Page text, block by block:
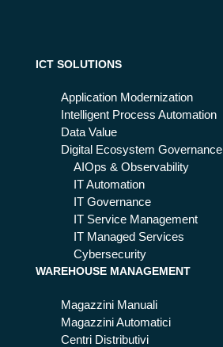
ICT SOLUTIONS
Application Modernization
Intelligent Process Automation
Data Value
Digital Ecosystem Governance
AIOps & Observability
IT Automation
IT Governance
IT Service Management
IT Managed Services
Cybersecurity
WAREHOUSE MANAGEMENT
Magazzini Manuali
Magazzini Automatici
Centri Distributivi